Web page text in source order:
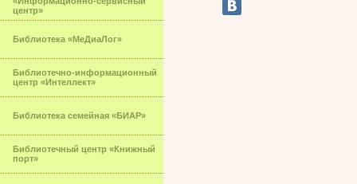
центр»
Библиотека «МеДиаЛог»
Библиотечно-информационный
центр «Интеллект»
Библиотека семейная «БИАР»
Библиотечный центр «Книжный
порт»